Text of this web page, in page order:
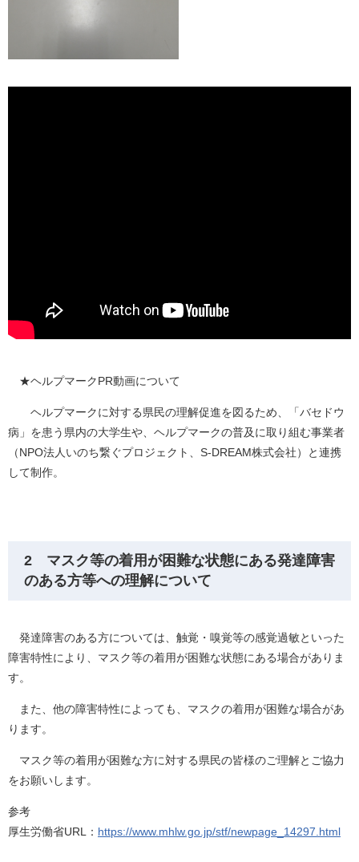
★ヘルプマークPR動画について
ヘルプマークに対する県民の理解促進を図るため、「バセドウ
病」を患う県内の大学生や、ヘルプマークの普及に取り組む事業者
（NPO法人いのち繋ぐプロジェクト、S-DREAM株式会社）と連携
して制作。
2 マスク等の着用が困難な状態にある発達障害
のある方等への理解について
発達障害のある方については、触覚・嗅覚等の感覚過敏といった
障害特性により、マスク等の着用が困難な状態にある場合がありま
す。
また、他の障害特性によっても、マスクの着用が困難な場合があ
ります。
マスク等の着用が困難な方に対する県民の皆様のご理解とご協力
をお願いします。
参考
厚生労働省URL： https://www.mhlw.go.jp/stf/newpage_14297.html